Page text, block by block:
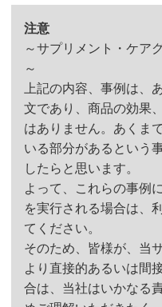
約500cc
PP、PE、LLDPE、
約1.２cc
注意
～サプリメント・ケア
～
上記の内容、事例は、
文であり、商品の効果
はありません。あくま
いる部分があるという
したらと思います。
よって、これらの事例
を実行される場合は、
てください。
そのため、皆様が、当
より直接的あるいは間
合は、当社はいかなる